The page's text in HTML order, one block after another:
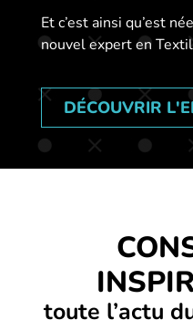
Et c’est ainsi qu’est
nouvel expert en
DÉCOUVRIR
toute l’actu